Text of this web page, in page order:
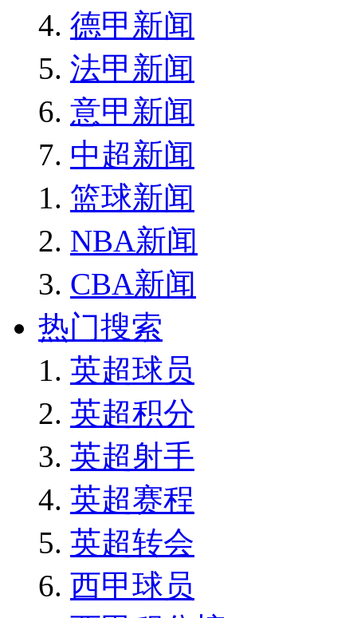
德甲新闻
法甲新闻
意甲新闻
中超新闻
篮球新闻
NBA新闻
CBA新闻
热门搜索
英超球员
英超积分
英超射手
英超赛程
英超转会
西甲球员